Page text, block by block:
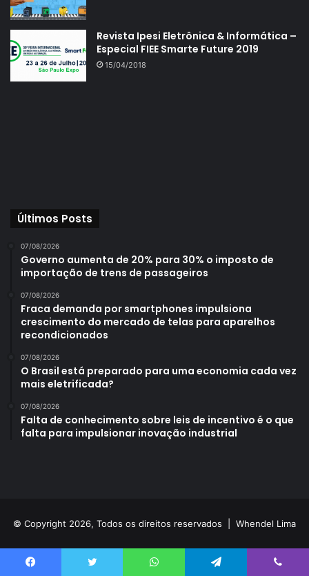
Revista Ipesi Eletrônica & Informática –
Especial FIEE Smarte Future 2019
15/04/2018
Últimos Posts
07/08/2026
Governo aumenta de 20% para 30% o imposto de
importação de trens de passageiros
07/08/2026
Fraca demanda por smartphones impulsiona
crescimento do mercado de telas para aparelhos
recondicionados
07/08/2026
O Brasil está preparado para uma economia cada vez
mais eletrificada?
07/08/2026
Falta de conhecimento sobre leis de incentivo é o que
falta para impulsionar inovação industrial
© Copyright 2026, Todos os direitos reservados | Whendel Lima